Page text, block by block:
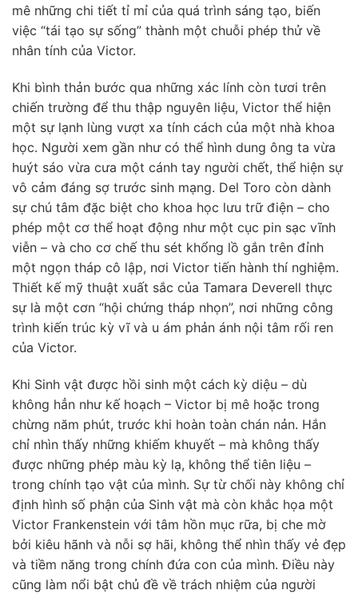
mê những chi tiết tỉ mỉ của quá trình sáng tạo, biến
việc “tái tạo sự sống” thành một chuỗi phép thử về
nhân tính của Victor.
Khi bình thản bước qua những xác lính còn tươi trên
chiến trường để thu thập nguyên liệu, Victor thể hiện
một sự lạnh lùng vượt xa tính cách của một nhà khoa
học. Người xem gần như có thể hình dung ông ta vừa
huýt sáo vừa cưa một cánh tay người chết, thể hiện sự
vô cảm đáng sợ trước sinh mạng. Del Toro còn dành
sự chú tâm đặc biệt cho khoa học lưu trữ điện – cho
phép một cơ thể hoạt động như một cục pin sạc vĩnh
viễn – và cho cơ chế thu sét khổng lồ gắn trên đỉnh
một ngọn tháp cô lập, nơi Victor tiến hành thí nghiệm.
Thiết kế mỹ thuật xuất sắc của Tamara Deverell thực
sự là một cơn “hội chứng tháp nhọn”, nơi những công
trình kiến trúc kỳ vĩ và u ám phản ánh nội tâm rối ren
của Victor.
Khi Sinh vật được hồi sinh một cách kỳ diệu – dù
không hẳn như kế hoạch – Victor bị mê hoặc trong
chừng năm phút, trước khi hoàn toàn chán nản. Hắn
chỉ nhìn thấy những khiếm khuyết – mà không thấy
được những phép màu kỳ lạ, không thể tiên liệu –
trong chính tạo vật của mình. Sự từ chối này không chỉ
định hình số phận của Sinh vật mà còn khắc họa một
Victor Frankenstein với tâm hồn mục rữa, bị che mờ
bởi kiêu hãnh và nỗi sợ hãi, không thể nhìn thấy vẻ đẹp
và tiềm năng trong chính đứa con của mình. Điều này
cũng làm nổi bật chủ đề về trách nhiệm của người